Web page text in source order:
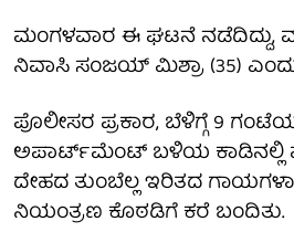
ಮಂಗಳವಾರ ಈ ಘಟನೆ ನಡೆದಿದ್ದು,
ನಿವಾಸಿ ಸಂಜಯ್ ಮಿಶ್ರಾ (35)
ಪೊಲೀಸರ ಪ್ರಕಾರ, ಬೆಳಿಗ್ಗೆ 9
ಅಪಾರ್ಟ್‌ಮೆಂಟ್ ಬಳಿಯ ಕಾಡಿನಲ್ಲಿ
ದೇಹದ ತುಂಬೆಲ್ಲ ಇರಿತದ
ನಿಯಂತ್ರಣ ಕೊಠಡಿಗೆ ಕರೆ ಬಂದಿತು.